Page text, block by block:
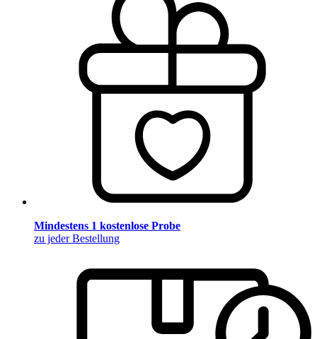
Mindestens 1 kostenlose Probe
zu jeder Bestellung